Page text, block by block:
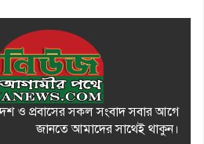
ও প্রবাসের সকল সংবাদ সবার আগে
জানতে আমাদের সাথেই থাকুন।